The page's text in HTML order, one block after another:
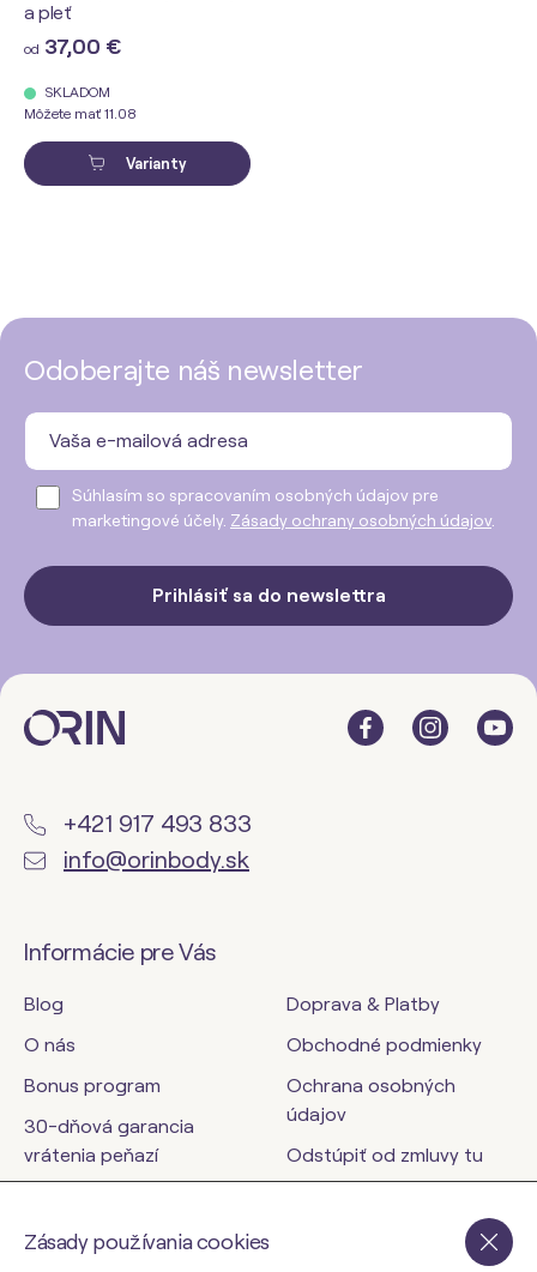
a pleť
od 37,00 €
SKLADOM
Môžete mať 11.08
Varianty
Odoberajte náš newsletter
Súhlasím so spracovaním osobných údajov pre
marketingové účely. Zásady ochrany osobných údajov.
Prihlásiť sa do newslettra
+421 917 493 833
info@orinbody.sk
Informácie pre Vás
Blog
O nás
Bonus program
30-dňová garancia
vrátenia peňazí
Doprava & Platby
Obchodné podmienky
Ochrana osobných
údajov
Odstúpiť od zmluvy tu
Zásady používania cookies